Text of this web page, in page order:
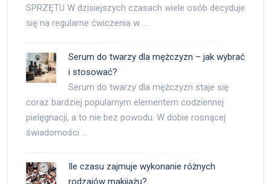
SPRZĘTU W dzisiejszych czasach wiele osób decyduje
się na regularne ćwiczenia w …
Serum do twarzy dla mężczyzn – jak wybrać
i stosować?
Serum do twarzy dla mężczyzn staje się
coraz bardziej popularnym elementem codziennej
pielęgnacji, a to nie bez powodu. W dobie rosnącej
świadomości …
Ile czasu zajmuje wykonanie różnych
rodzajów makijażu?